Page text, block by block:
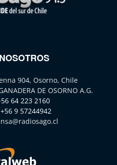
904, Osorno, Chile
DE OSORNO A.G.
64 223 2160
+56 9 57244942